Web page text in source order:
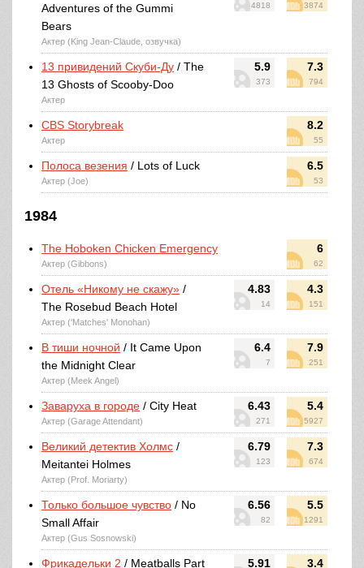
4818 3874
Adventures of the Gummi
Bears
Актер (King Jean-Claude, озвучка)
5.9
373
7.3
794
13 привидений Скуби-Ду / The
13 Ghosts of Scooby-Doo
Актер
8.2
55
CBS Storybreak
Актер
6.5
53
Полоса везения / Lots of Luck
Актер (Joe)
1984
6
62
The Hoboken Chicken Emergency
Актер (Gibbons)
4.83
14
4.3
151
Отель «Никому не скажу» /
The Rosebud Beach Hotel
Актер ('Matches' Monohan)
6.4
7
7.9
251
В тиши ночной / It Came Upon
the Midnight Clear
Актер (Meek Angel)
6.43
271
5.4
5927
Заваруха в городе / City Heat
Актер (Garage Attendant)
6.79
123
7.3
674
Великий детектив Холмс /
Meitantei Holmes
Актер (Prof. Moriarty)
6.56
82
5.5
1291
Только большое чувство / No
Small Affair
Актер (Gus Sosnowski)
5.91 3.4
Фрикадельки 2 / Meatballs Part